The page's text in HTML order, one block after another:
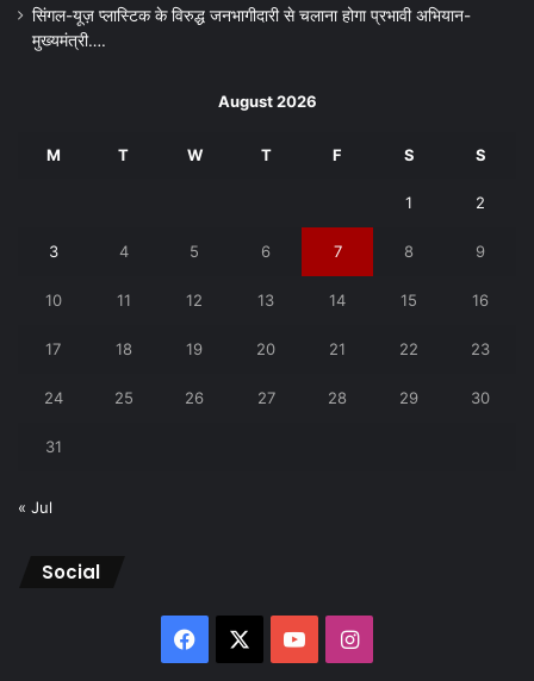
सिंगल-यूज़ प्लास्टिक के विरुद्ध जनभागीदारी से चलाना होगा प्रभावी अभियान-
मुख्यमंत्री….
August 2026
M T W T F S S
1 2
3 4 5 6 7 8 9
10 11 12 13 14 15 16
17 18 19 20 21 22 23
24 25 26 27 28 29 30
31
« Jul
Social
Facebook YouTubeInstagram